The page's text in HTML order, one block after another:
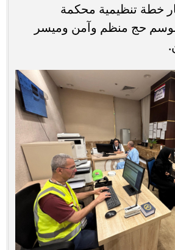
خطة تنظيمية محكمة
حج منظم وآمن وميسر